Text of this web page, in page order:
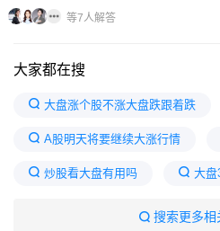
你快速判断市场涨跌趋势。一、核心定
等7人解答
大家都在搜
大盘涨个股不涨大盘跌跟着跌
A股明天将要继续大涨行情
炒股看大盘有用吗 大盘
拉升前的洗盘试盘6个特征
搜索更多相